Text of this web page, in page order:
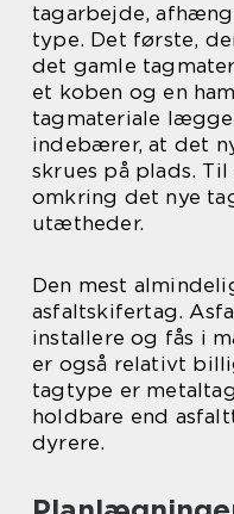
tagarbejde,
type. Det første,
det gamle
et koben og en
tagmateriale
indebærer, at det
skrues på plads.
omkring det nye
utætheder.
Den mest
asfaltskifertag.
installere og fås i
er også relativt
tagtype er
holdbare end
dyrere.